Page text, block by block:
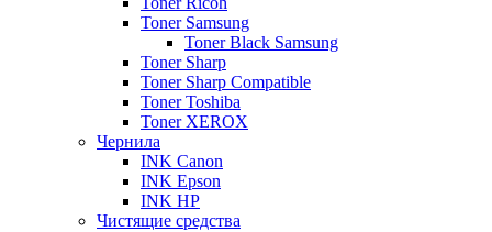
Toner Samsung
Toner Black Samsung
Toner Sharp
Toner Sharp Compatible
Toner Toshiba
Toner XEROX
Чернила
INK Canon
INK Epson
INK HP
Чистящие средства